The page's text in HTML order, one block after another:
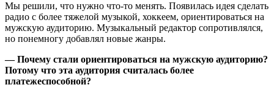
Мы решили, что нужно что-то менять. Появилась идея сделать
радио с более тяжелой музыкой, хоккеем, ориентироваться на
мужскую аудиторию. Музыкальный редактор сопротивлялся,
но понемногу добавлял новые жанры.
— Почему стали ориентироваться на мужскую аудиторию?
Потому что эта аудитория считалась более
платежеспособной?